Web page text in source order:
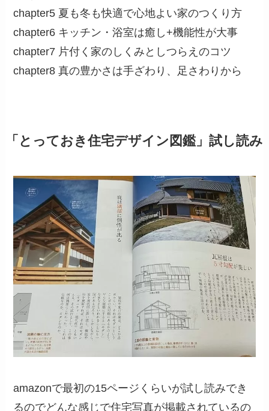
chapter5 夏も冬も快適で心地よい家のつくり方
chapter6 キッチン・浴室は癒し+機能性が大事
chapter7 片付く家のしくみとしつらえのコツ
chapter8 真の豊かさは手ざわり、足さわりから
「とっておき住宅デザイン図鑑」試し読み
amazonで最初の15ページくらいが試し読みでき
るのでどんな感じで住宅写真が掲載されているの